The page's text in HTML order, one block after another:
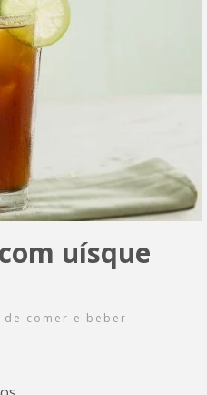
uísque
de comer e beber